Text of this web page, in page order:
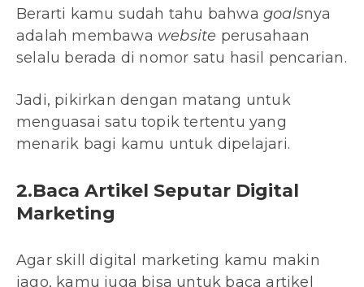
Berarti kamu sudah tahu bahwa goalsnya
adalah membawa website perusahaan
selalu berada di nomor satu hasil pencarian.
Jadi, pikirkan dengan matang untuk
menguasai satu topik tertentu yang
menarik bagi kamu untuk dipelajari.
2.Baca Artikel Seputar Digital
Marketing
Agar skill digital marketing kamu makin
jago, kamu juga bisa untuk baca artikel